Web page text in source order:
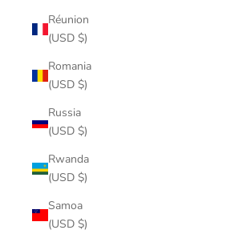
Réunion
(USD $)
Romania
(USD $)
Russia
(USD $)
Rwanda
(USD $)
Samoa
(USD $)